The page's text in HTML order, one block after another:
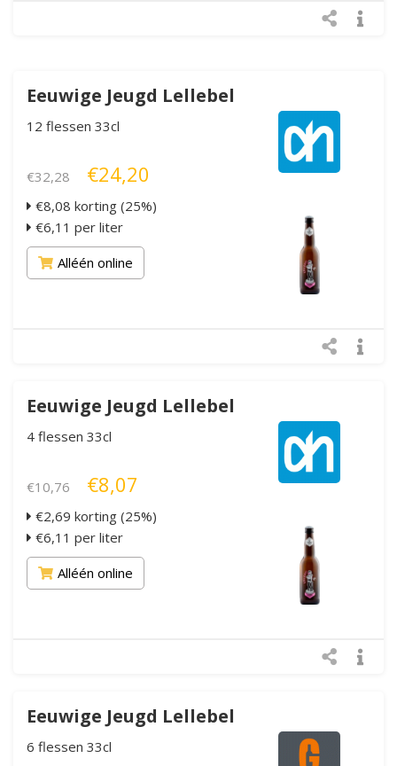
Eeuwige Jeugd Lellebel
12 flessen 33cl
€32,28 €24,20
€8,08 korting (25%)
€6,11 per liter
Alléén online
Eeuwige Jeugd Lellebel
4 flessen 33cl
€10,76 €8,07
€2,69 korting (25%)
€6,11 per liter
Alléén online
Eeuwige Jeugd Lellebel
6 flessen 33cl